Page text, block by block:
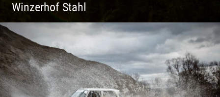
Winzerhof Stahl
Ganz neu durfte es werden. Alles. Fotos.
Web. Shop.